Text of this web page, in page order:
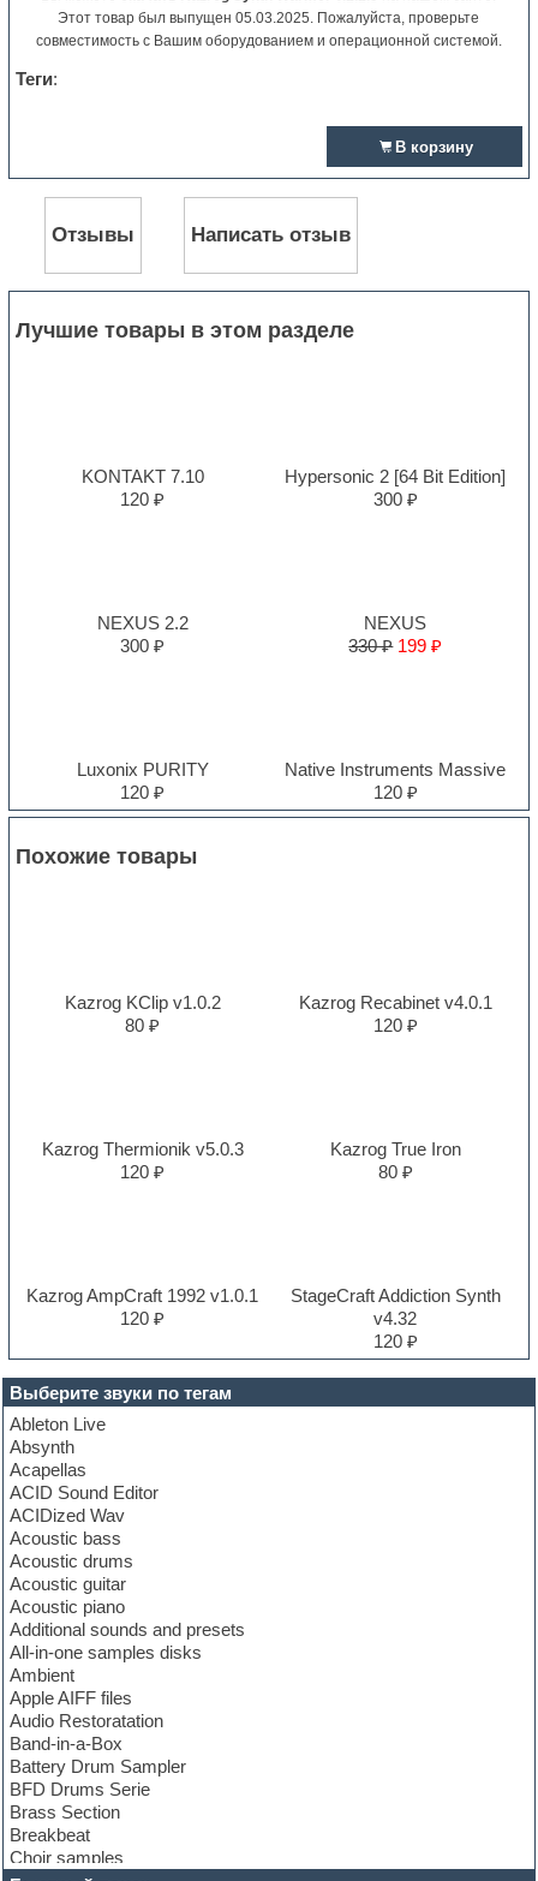
Выберите звуки по тегам
Ableton Live
Absynth
Acapellas
ACID Sound Editor
ACIDized Wav
Acoustic bass
Acoustic drums
Acoustic guitar
Acoustic piano
Additional sounds and presets
All-in-one samples disks
Ambient
Apple AIFF files
Audio Restoratation
Band-in-a-Box
Battery Drum Sampler
BFD Drums Serie
Brass Section
Breakbeat
Choir samples
Этот товар был выпущен 05.03.2025. Пожалуйста, проверьте
совместимость с Вашим оборудованием и операционной системой.
Теги:
В корзину
Отзывы Написать отзыв
Лучшие товары в этом разделе
KONTAKT 7.10
120 ₽
Hypersonic 2 [64 Bit Edition]
300 ₽
NEXUS 2.2
300 ₽
NEXUS
330 ₽ 199 ₽
Luxonix PURITY
120 ₽
Native Instruments Massive
120 ₽
Похожие товары
Kazrog KClip v1.0.2
80 ₽
Kazrog Recabinet v4.0.1
120 ₽
Kazrog Thermionik v5.0.3
120 ₽
Kazrog True Iron
80 ₽
Kazrog AmpCraft 1992 v1.0.1
120 ₽
StageCraft Addiction Synth
v4.32
120 ₽